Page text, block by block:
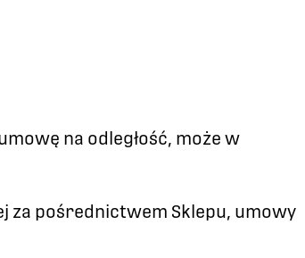
na odległość, może w
za pośrednictwem Sklepu, umowy